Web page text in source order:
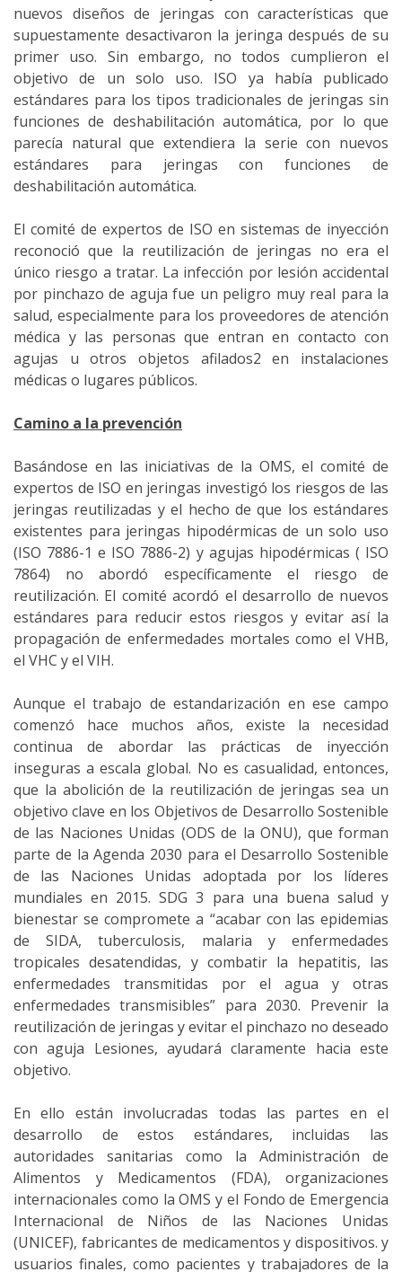
nuevos diseños de jeringas con características que
supuestamente desactivaron la jeringa después de su
primer uso. Sin embargo, no todos cumplieron el
objetivo de un solo uso. ISO ya había publicado
estándares para los tipos tradicionales de jeringas sin
funciones de deshabilitación automática, por lo que
parecía natural que extendiera la serie con nuevos
estándares para jeringas con funciones de
deshabilitación automática.
El comité de expertos de ISO en sistemas de inyección
reconoció que la reutilización de jeringas no era el
único riesgo a tratar. La infección por lesión accidental
por pinchazo de aguja fue un peligro muy real para la
salud, especialmente para los proveedores de atención
médica y las personas que entran en contacto con
agujas u otros objetos afilados2 en instalaciones
médicas o lugares públicos.
Camino a la prevención
Basándose en las iniciativas de la OMS, el comité de
expertos de ISO en jeringas investigó los riesgos de las
jeringas reutilizadas y el hecho de que los estándares
existentes para jeringas hipodérmicas de un solo uso
(ISO 7886-1 e ISO 7886-2) y agujas hipodérmicas ( ISO
7864) no abordó específicamente el riesgo de
reutilización. El comité acordó el desarrollo de nuevos
estándares para reducir estos riesgos y evitar así la
propagación de enfermedades mortales como el VHB,
el VHC y el VIH.
Aunque el trabajo de estandarización en ese campo
comenzó hace muchos años, existe la necesidad
continua de abordar las prácticas de inyección
inseguras a escala global. No es casualidad, entonces,
que la abolición de la reutilización de jeringas sea un
objetivo clave en los Objetivos de Desarrollo Sostenible
de las Naciones Unidas (ODS de la ONU), que forman
parte de la Agenda 2030 para el Desarrollo Sostenible
de las Naciones Unidas adoptada por los líderes
mundiales en 2015. SDG 3 para una buena salud y
bienestar se compromete a “acabar con las epidemias
de SIDA, tuberculosis, malaria y enfermedades
tropicales desatendidas, y combatir la hepatitis, las
enfermedades transmitidas por el agua y otras
enfermedades transmisibles” para 2030. Prevenir la
reutilización de jeringas y evitar el pinchazo no deseado
con aguja Lesiones, ayudará claramente hacia este
objetivo.
En ello están involucradas todas las partes en el
desarrollo de estos estándares, incluidas las
autoridades sanitarias como la Administración de
Alimentos y Medicamentos (FDA), organizaciones
internacionales como la OMS y el Fondo de Emergencia
Internacional de Niños de las Naciones Unidas
(UNICEF), fabricantes de medicamentos y dispositivos. y
usuarios finales, como pacientes y trabajadores de la